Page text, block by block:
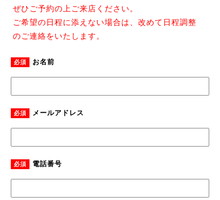
ぜひご予約の上ご来店ください。
ご希望の日程に添えない場合は、改めて日程調整
のご連絡をいたします。
必須 お名前
必須 メールアドレス
必須 電話番号